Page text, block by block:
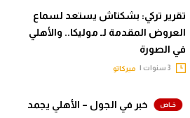
تقرير تركي: بشكتاش يستعد لسماع
العروض المقدمة لـ موليكا.. والأهلي
في الصورة
ميركاتو
خبر في الجول – الأهلي يجمد